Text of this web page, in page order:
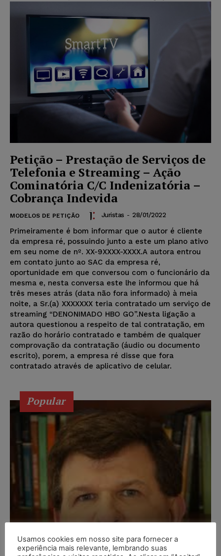
Petição – Prestação de Serviços de
Telefonia e Streaming – Ação
Cominatória C/C Indenizatória –
Cobrança Indevida
MODELOS DE PETIÇÃO Juristas - 28/01/2022
Primeiramente é bom informar que o autor é cliente
da empresa ré, possuindo junto a este um plano ativo
em seu nome de nº. XX-9XXXX-XXXX.A autora entrou
em contato junto ao SAC da empresa ré,
oportunidade em que conversou com o funcionário da
mesma e, nesta conversa este lhe informou que há
três meses atrás (data não fora informado) à meia
noite, a Sr.(a) XXXXXXX teria contratado um serviço de
streaming “DENONIMADO HBO GO”.Nesta ligação a
autora questionou a respeito de tal contratação, em
razão do horário contratado e também de qualquer
comprovação da contratação (áudio ou documento
escrito), porem, a empresa ré disse que fora
contratado através de aplicativo de celular.
Popular
Usamos cookies em nosso site para fornecer a
experiência mais relevante, lembrando suas